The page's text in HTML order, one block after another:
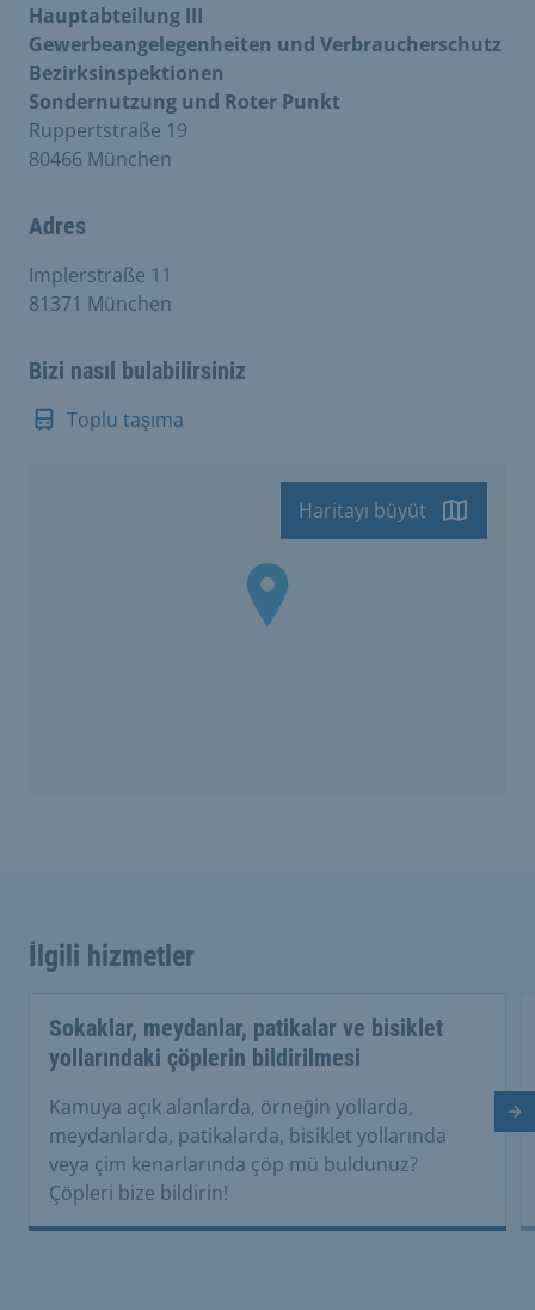
Hauptabteilung III
Gewerbeangelegenheiten und Verbraucherschutz
Bezirksinspektionen
Sondernutzung und Roter Punkt
Ruppertstraße 19
80466 München
Adres
Implerstraße 11
81371 München
Bizi nasıl bulabilirsiniz
Toplu taşıma
Haritayı büyüt
İlgili hizmetler
Sokaklar, meydanlar, patikalar ve bisiklet
yollarındaki çöplerin bildirilmesi
Kamuya açık alanlarda, örneğin yollarda,
meydanlarda, patikalarda, bisiklet yollarında
veya çim kenarlarında çöp mü buldunuz?
Çöpleri bize bildirin!